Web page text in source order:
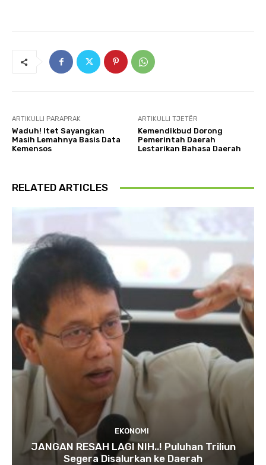
ARTIKULLI PARAPRAK
Waduh! Itet Sayangkan
Masih Lemahnya Basis Data
Kemensos
ARTIKULLI TJETËR
Kemendikbud Dorong
Pemerintah Daerah
Lestarikan Bahasa Daerah
RELATED ARTICLES
EKONOMI
JANGAN RESAH LAGI NIH..! Puluhan Triliun
Segera Disalurkan ke Daerah